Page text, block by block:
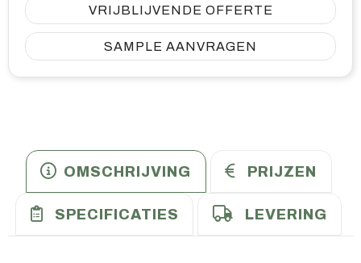
VRIJBLIJVENDE OFFERTE
SAMPLE AANVRAGEN
OMSCHRIJVING PRIJZEN
SPECIFICATIES LEVERING